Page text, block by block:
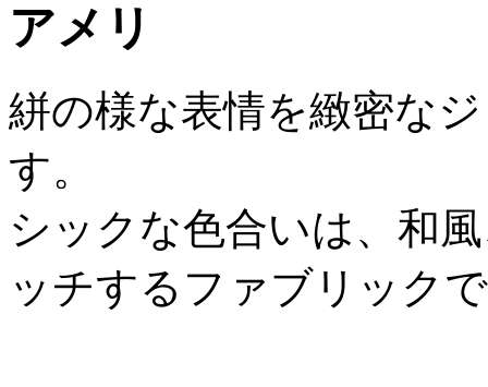
アメリ
絣の様な表情を緻密な
す。
シックな色合いは、和
ッチするファブリック